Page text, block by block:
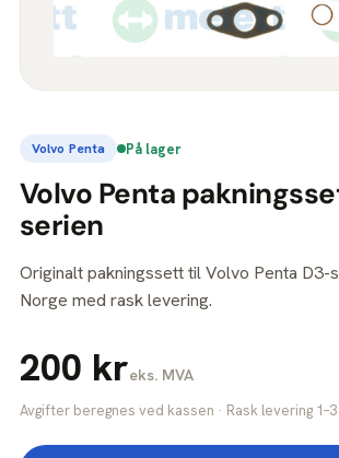
Volvo Penta På lager
Volvo Penta
serien
Originalt pakningssett til Volvo Penta D3-
Norge med rask levering.
200 kreks. MVA
Avgifter beregnes ved kassen · Rask levering